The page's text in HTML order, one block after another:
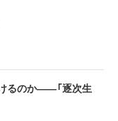
るのか――「逐次生